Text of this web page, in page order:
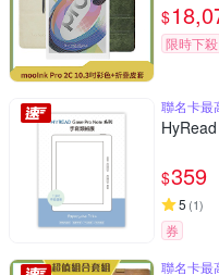
$
限時下殺
聯名卡最
$359
5 (1)
券
聯名卡最